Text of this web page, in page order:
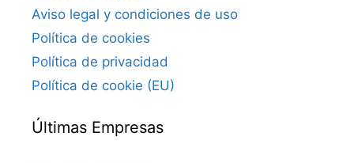
Aviso legal y condiciones de uso
Política de cookies
Política de privacidad
Política de cookie (EU)
Últimas Empresas